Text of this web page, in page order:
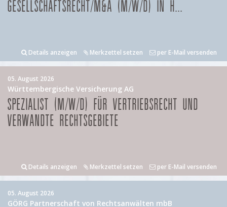
GESELLSCHAFTSRECHT/M&A (M/W/D) IN H...
Details anzeigen Merkzettel setzen per E-Mail versenden
05. August 2026
Württembergische Versicherung AG
SPEZIALIST (M/W/D) FÜR VERTRIEBSRECHT UND
VERWANDTE RECHTSGEBIETE
Details anzeigen Merkzettel setzen per E-Mail versenden
05. August 2026
GÖRG Partnerschaft von Rechtsanwälten mbB